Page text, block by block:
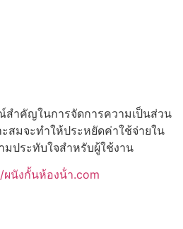
สำคัญในการจัดการความเป็นส่วน
สมจะทำให้ประหยัดค่าใช้จ่ายใน
มประทับใจสำหรับผู้ใช้งาน
ผนังกั้นห้องน้ํา.com